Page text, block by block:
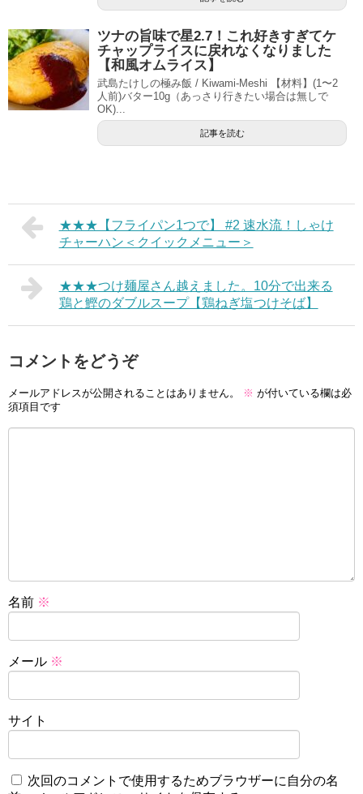
ツナの旨味で星2.7！これ好きすぎてケ
チャップライスに戻れなくなりました
【和風オムライス】
武島たけしの極み飯 / Kiwami-Meshi 【材料】(1〜2
人前)バター10g（あっさり行きたい場合は無しで
OK)...
記事を読む
★★★【フライパン1つで】 #2 速水流！しゃけ
チャーハン＜クイックメニュー＞
★★★つけ麺屋さん越えました。10分で出来る
鶏と鰹のダブルスープ【鶏ねぎ塩つけそば】
コメントをどうぞ
メールアドレスが公開されることはありません。 ※ が付いている欄は必
須項目です
名前 ※
メール ※
サイト
次回のコメントで使用するためブラウザーに自分の名